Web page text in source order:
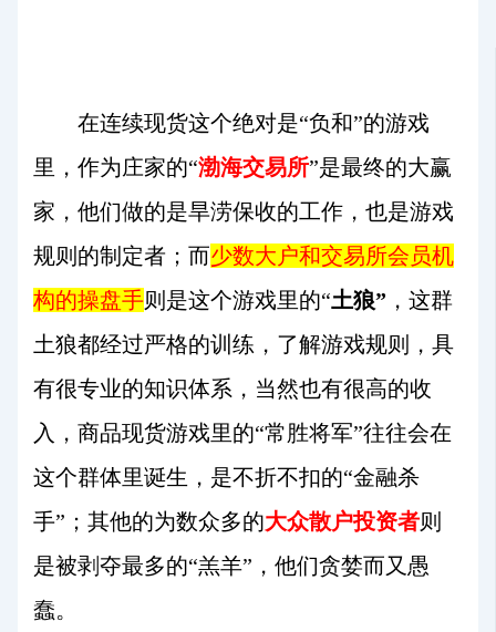
在连续现货这个绝对是“负和”的游戏
里，作为庄家的“渤海交易所”是最终的大赢
家，他们做的是旱涝保收的工作，也是游戏
规则的制定者；而少数大户和交易所会员机
构的操盘手则是这个游戏里的“土狼” ，这群
土狼都经过严格的训练，了解游戏规则，具
有很专业的知识体系，当然也有很高的收
入，商品现货游戏里的“常胜将军”往往会在
这个群体里诞生，是不折不扣的“金融杀
手”；其他的为数众多的大众散户投资者则
是被剥夺最多的“羔羊”，他们贪婪而又愚
蠢。